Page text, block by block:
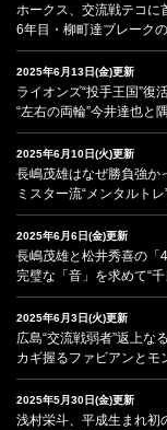
ホークス、交流戦テコに
6年目・柳町達ブレーク
2025年6月13日(金)更新
ライオンズ“投手王国”復
“左右の両輪”今井達也と
2025年6月10日(火)更新
長嶋茂雄はなぜ勝負強か
ミスター流“メンタルトレ
2025年6月6日(金)更新
長嶋茂雄と松井秀喜の「4
完璧な「音」を求めて“千
2025年6月3日(火)更新
広島“交流戦弱者”返上な
カギ握るファビアンとモ
2025年5月30日(金)更新
浅村栄斗、平成生まれ初